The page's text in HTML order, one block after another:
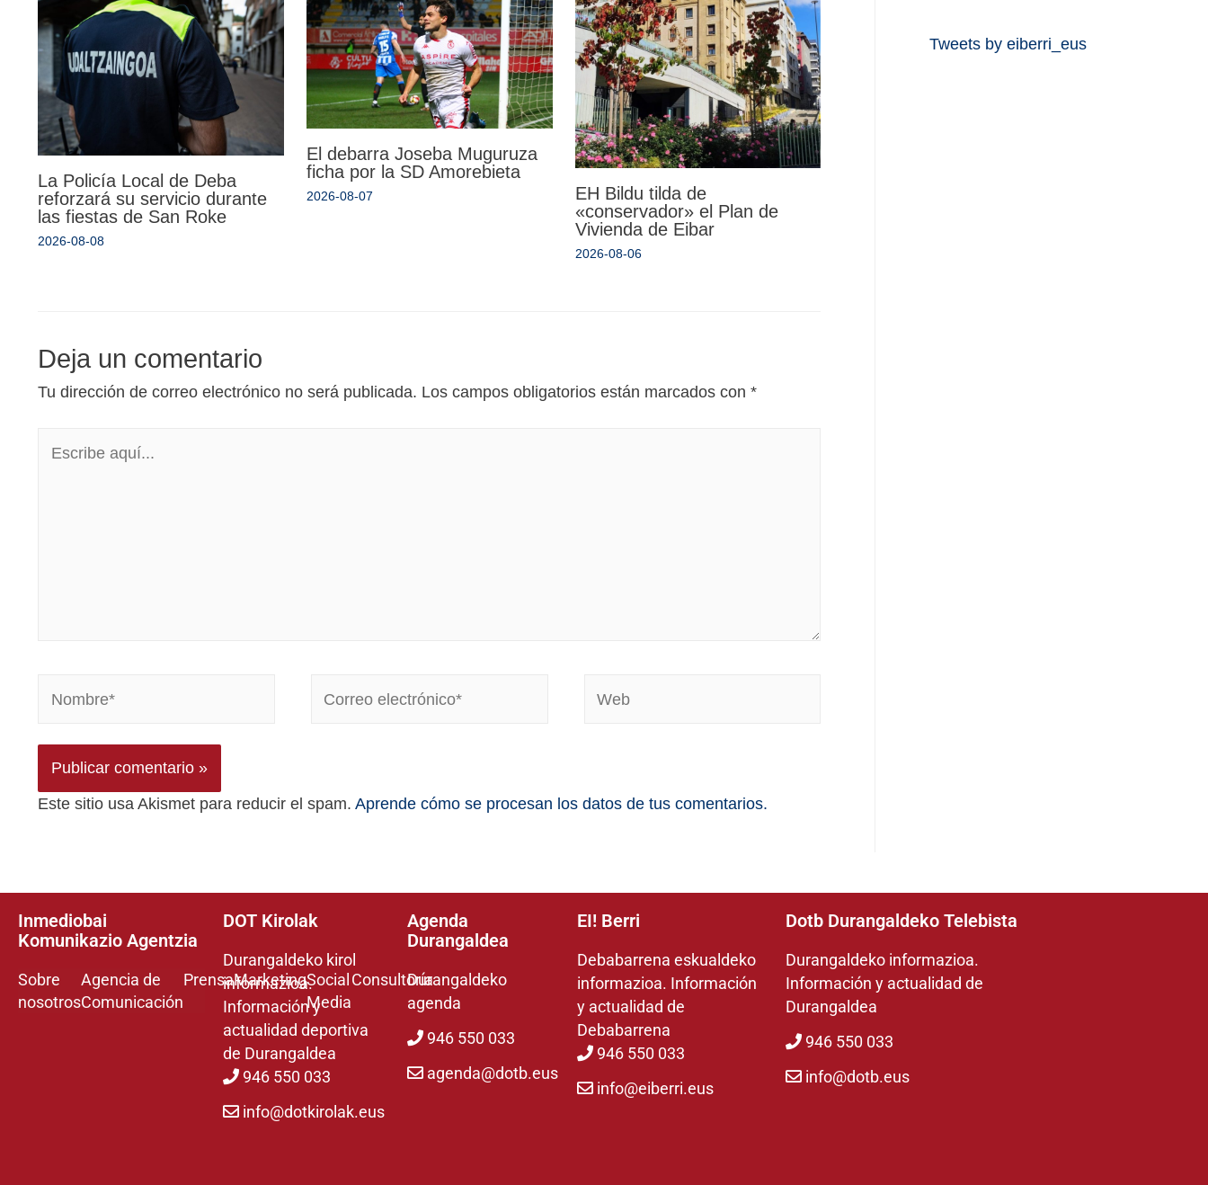
La Policía Local de Deba
reforzará su servicio durante
las fiestas de San Roke
2026-08-08
El debarra Joseba Muguruza
ficha por la SD Amorebieta
2026-08-07
EH Bildu tilda de
«conservador» el Plan de
Vivienda de Eibar
2026-08-06
Deja un comentario
Tu dirección de correo electrónico no será publicada. Los campos obligatorios están marcados con *
Este sitio usa Akismet para reducir el spam. Aprende cómo se procesan los datos de tus comentarios.
Tweets by eiberri_eus
Inmediobai
Komunikazio Agentzia
Sobre
nosotros
Agencia de
Comunicación
PrensaMarketingSocial
Media
Consultoría
DOT Kirolak
Durangaldeko kirol
informazioa.
Información y
actualidad deportiva
de Durangaldea
946 550 033
info@dotkirolak.eus
Agenda
Durangaldea
Durangaldeko
agenda
946 550 033
agenda@dotb.eus
EI! Berri
Debabarrena eskualdeko
informazioa. Información
y actualidad de
Debabarrena
946 550 033
info@eiberri.eus
Dotb Durangaldeko Telebista
Durangaldeko informazioa.
Información y actualidad de
Durangaldea
946 550 033
info@dotb.eus